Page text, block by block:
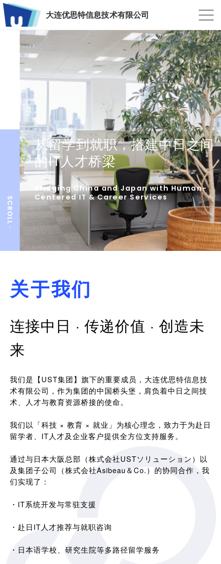
大连优思特信息技术有限公司
从留学到就职，搭建中日之间
的IT人才桥梁
Bridging China and Japan with Human-
Centered IT & Career Services
关于我们
连接中日 · 传递价值 · 创造未
来
我们是【UST集团】旗下的重要成员，大连优思特信息技
术有限公司，作为集团的中国桥头堡，肩负着中日之间技
术、人才与教育资源桥接的使命。
我们以「科技 × 教育 × 就业」为核心理念，致力于为赴日
留学者、IT人才及企业客户提供全方位支持服务。
通过与日本大阪总部（株式会社USTソリューション）以
及集团子公司（株式会社Asibeau＆Co.）的协同合作，我
们实现了：
・IT系统开发与常驻支援
・赴日IT人才推荐与就职咨询
・日本语学校、研究生院等多路径留学服务